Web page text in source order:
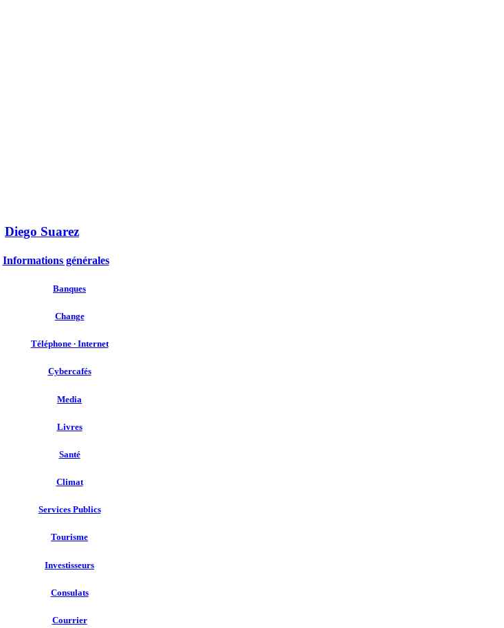
Diego Suarez
Informations générales
Banques
Change
Téléphone ∙ Internet
Cybercafés
Media
Livres
Santé
Climat
Services Publics
Tourisme
Investisseurs
Consulats
Courrier